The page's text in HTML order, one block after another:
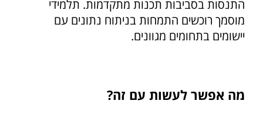
התנסות בסביבות תכנות מתקדמות. תלמידי
מוסמך רוכשים התמחות בניתוח נתונים עם
יישומים בתחומים מגוונים.
מה אפשר לעשות עם זה?